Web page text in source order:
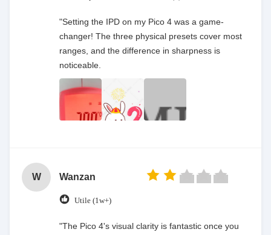
"Setting the IPD on my Pico 4 was a game-
changer! The three physical presets cover most
ranges, and the difference in sharpness is
noticeable.
W Wanzan
Utile (1w+)
"The Pico 4's visual clarity is fantastic once you